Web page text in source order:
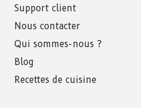
Support client
Nous contacter
Qui sommes-nous ?
Blog
Recettes de cuisine